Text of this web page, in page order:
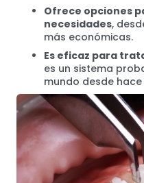
Ofrece opciones
necesidades,
más económicas.
Es eficaz para
es un sistema
mundo desde